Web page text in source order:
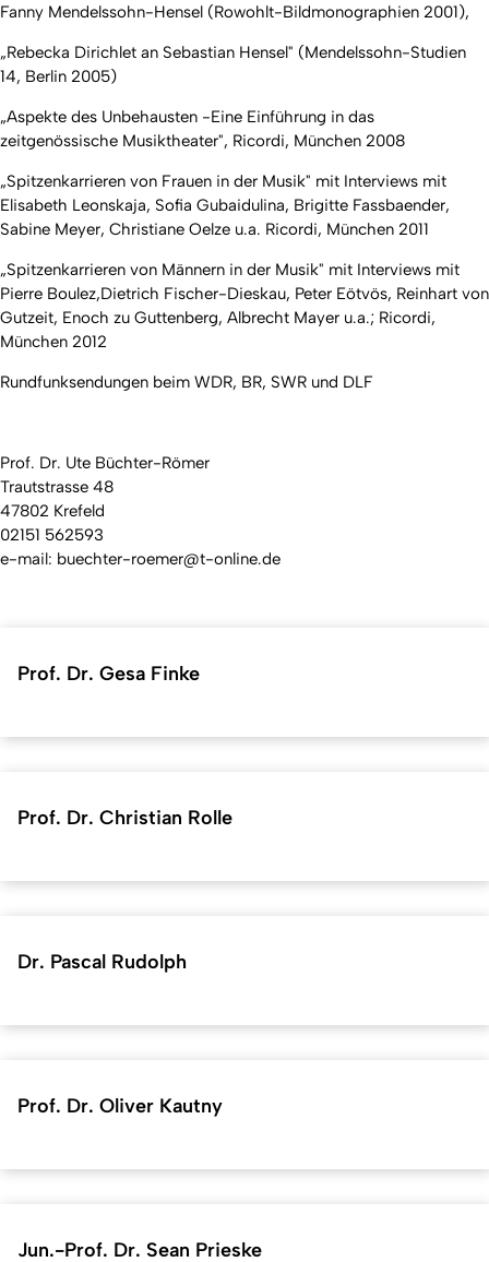
Fanny Mendelssohn-Hensel (Rowohlt-Bildmonographien 2001),
„Rebecka Dirichlet an Sebastian Hensel" (Mendelssohn-Studien
14, Berlin 2005)
„Aspekte des Unbehausten -Eine Einführung in das
zeitgenössische Musiktheater", Ricordi, München 2008
„Spitzenkarrieren von Frauen in der Musik" mit Interviews mit
Elisabeth Leonskaja, Sofia Gubaidulina, Brigitte Fassbaender,
Sabine Meyer, Christiane Oelze u.a. Ricordi, München 2011
„Spitzenkarrieren von Männern in der Musik" mit Interviews mit
Pierre Boulez,Dietrich Fischer-Dieskau, Peter Eötvös, Reinhart von
Gutzeit, Enoch zu Guttenberg, Albrecht Mayer u.a.; Ricordi,
München 2012
Rundfunksendungen beim WDR, BR, SWR und DLF
Prof. Dr. Ute Büchter-Römer
Trautstrasse 48
47802 Krefeld
02151 562593
e-mail: buechter-roemer@t-online.de
Prof. Dr. Gesa Finke
Prof. Dr. Christian Rolle
Dr. Pascal Rudolph
Prof. Dr. Oliver Kautny
Jun.-Prof. Dr. Sean Prieske